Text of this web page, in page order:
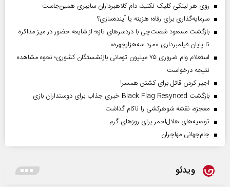
روی هر لینکی کلیک نکنید، دام کلاهبرداران سایبری همین‌جاست
سرمایه‌گذاری برای رفاه؛ هزینه یا آینده‌سازی؟
بازگشت مسعود شصت‌چی با دردسر‌های تازه؛ از شایعه حضور در میز مذاکره
تا پایان فیلمبرداری «مرد سه‌هزارچهره»
استعلام وام ضروری ۷۵ میلیون تومانی بازنشستگان کشوری؛ نحوه مشاهده
نتیجه درخواست
اجیر کردن قاتل برای کشتن همسر!
بازگشت Black Flag Resynced خبری جذاب برای دوستداران بازی
معجزه، نقشه شوهرکشی را ناکام گذاشت
توصیه‌های هلال‌احمر برای روز‌های گرم
جام‌جهانی مهاجران
ویدئو